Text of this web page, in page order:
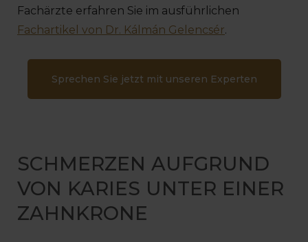
Fachärzte erfahren Sie im ausführlichen
Fachartikel von Dr. Kálmán Gelencsér.
Sprechen Sie jetzt mit unseren Experten
SCHMERZEN AUFGRUND
VON KARIES UNTER EINER
ZAHNKRONE